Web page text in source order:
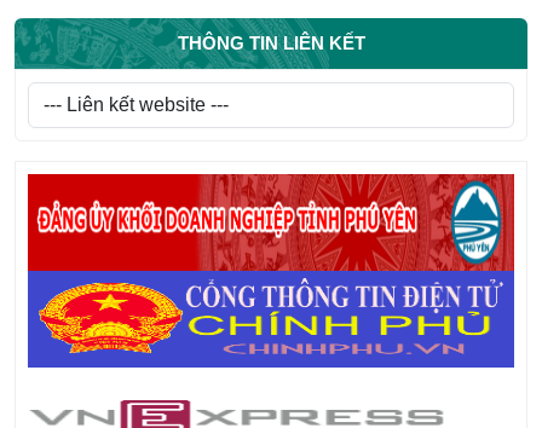
THÔNG TIN LIÊN KẾT